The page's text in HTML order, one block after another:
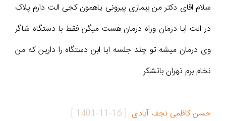
سلام اقای دکتر من بیمازی پیرونی یاهمون کجی الت دارم پلاک
در الت ایا درمان وراه درمان هست میگن فقط با دستگاه شاگر
وی درمان میشه تو چند جلسه ایا ابن دستگاه را دارین که من
نخام برم تهران باتشکر
حسن کاظمی نجف آبادی [
1401-11-16
]